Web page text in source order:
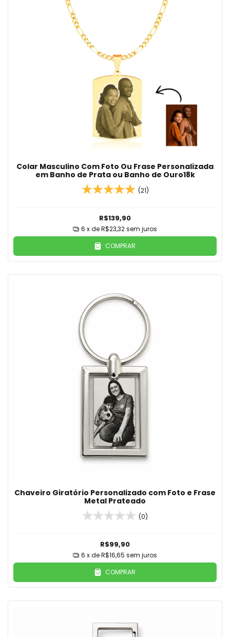
Colar Masculino Com Foto Ou Frase Personalizada
em Banho de Prata ou Banho de Ouro18k
(21)
R$139,90
6 x deR$23,32sem juros
COMPRAR
Chaveiro Giratório Personalizado com Foto e Frase
Metal Prateado
(0)
R$99,90
6 x deR$16,65 sem juros
COMPRAR